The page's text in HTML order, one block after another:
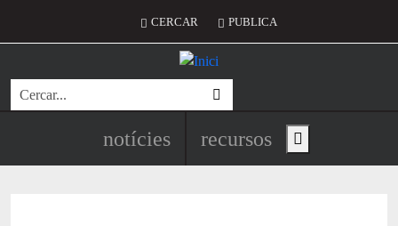
Menú del compte d'usuari
CERCAR PUBLICA
Cerca
Navegació principal de
notícies recursos Show main menu